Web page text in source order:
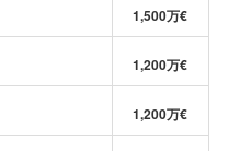
1,500万€
1,200万€
1,200万€